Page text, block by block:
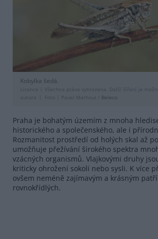
Kobylka šedá.
Licence |
Všechna práva vyhrazena. Další šíření je
autora
Foto | Pavel Marhoul / Beleco
Praha je bohatým územím z mnoha
historického a společenského, ale i
Rozmanitost prostředí od holých skal až
umožňuje přežívání širokého spektra
vzácných organismů. Vlajkovými druhy
kriticky ohrožení sokoli nebo sysli. K více
ovšem neméně zajímavým a krásným
rovnokřídlých.